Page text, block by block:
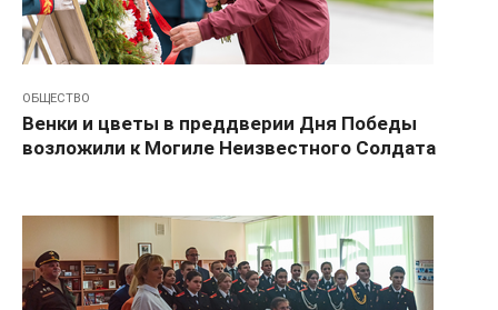
ОБЩЕСТВО
Венки и цветы в преддверии Дня Победы
возложили к Могиле Неизвестного Солдата